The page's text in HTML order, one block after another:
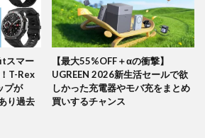
スマー
T-Rex
プが
り過去
【最大55%OFF＋αの衝撃】
UGREEN 2026新生活セールで欲
しかった充電器やモバ充をまとめ
買いするチャンス